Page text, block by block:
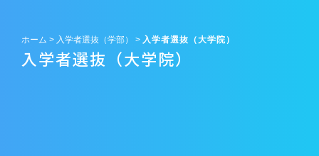
ホーム > 入学者選抜（学部） > 入学者選抜（大学院）
入学者選抜（大学院）